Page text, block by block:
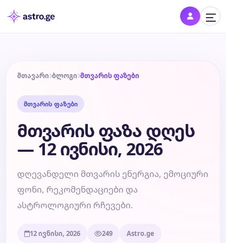
დღის ჰოროსკოპი
კვირის ჰოროსკოპი
წლის ჰოროსკოპი
მთავარი ბლოგი მთვარის ფაზები
მთვარის ფაზები
მთვარის ფაზა დღეს
— 12 ივნისი, 2026
დღევანდელი მთვარის ენერგია, ემოციური
ფონი, რეკომენდაციები და
ასტროლოგიური რჩევები.
12 ივნისი, 2026 249 Astro.ge